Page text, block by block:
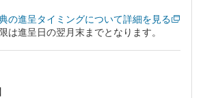
の進呈タイミングについて詳細を見る
は進呈日の翌月末までとなります。